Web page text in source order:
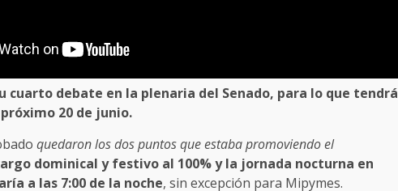
cuarto debate en la plenaria del Senado, para lo que tendrá
20 de junio.
quedaron los dos puntos que estaba promoviendo el
dominical y festivo al 100% y la jornada nocturna en
a las 7:00 de la noche, sin excepción para Mipymes.